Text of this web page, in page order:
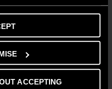
ACCEPTING
novità della
Ariston